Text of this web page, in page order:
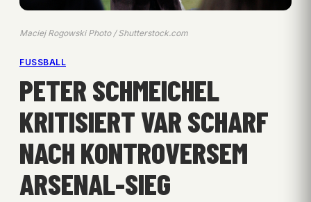
Maciej Rogowski Photo / Shutterstock.com
FUSSBALL
PETER SCHMEICHEL
KRITISIERT VAR SCHARF
NACH KONTROVERSEM
ARSENAL-SIEG